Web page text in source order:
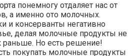
понемногу отдаляет нас от
а именно ото молочных.
и консерванты негативно
делая молочные продукты не
Но есть решение!
покупать молочные продукты